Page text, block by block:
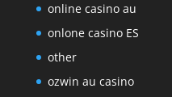
online casino au
onlone casino ES
other
ozwin au casino